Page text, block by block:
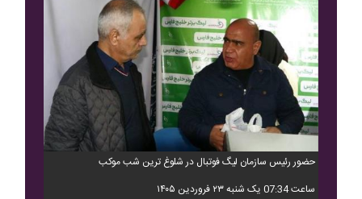
حضور رئیس سازمان لیگ فوتبال در شلوغ ترین شب موکب
ساعت 07:34 یک شنبه ۲۳ فروردین ۱۴۰۵